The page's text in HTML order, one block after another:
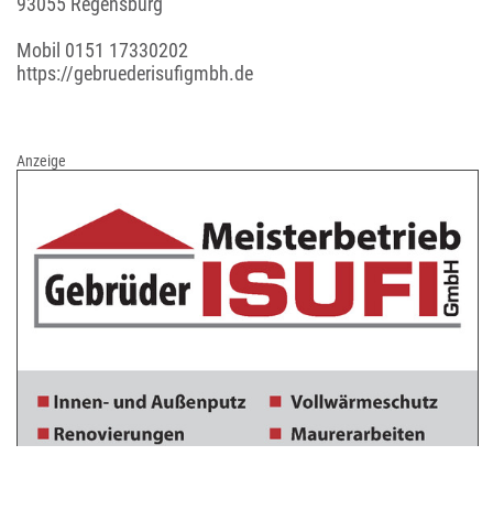
Mobil 0151 17330202
https://gebruederisufigmbh.de
Anzeige